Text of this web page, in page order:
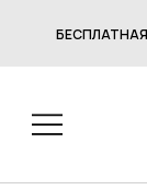
БЕСПЛАТНАЯ